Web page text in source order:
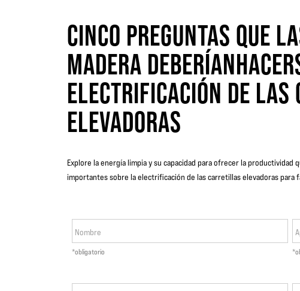
CINCO PREGUNTAS QUE
MADERA
ELECTRIFICACIÓN DE LAS
ELEVADORAS
Explore la energía limpia y su capacidad para ofrecer la
importantes sobre la electrificación de las carretillas elevadoras para
Nombre
*obligatorio